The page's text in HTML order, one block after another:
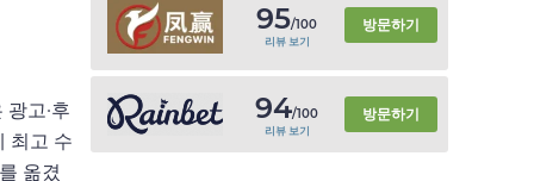
고·후
최고 수
옮겼
95/100
리뷰 보기
방문하기
94/100
리뷰 보기
방문하기